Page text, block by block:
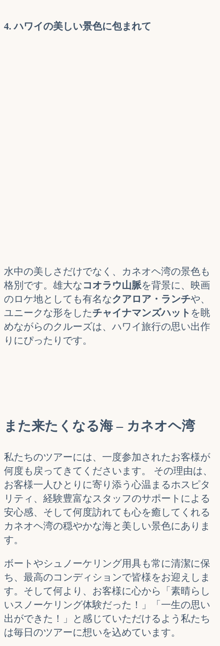
4. ハワイの美しい景色に包まれて
水中の美しさだけでなく、カネオヘ湾の景色も
格別です。雄大な コオラウ山脈を背景に、映画
のロケ地としても有名なクアロア・ランチや、
ユニークな形をしたチャイナマンズハット を眺
めながらのクルーズは、ハワイ旅行の思い出作
りにぴったりです。
また来たくなる海– カネオヘ湾
私たちのツアーには、一度参加されたお客様が
何度も戻ってきてくださいます。 その理由は、
お客様一人ひとりに寄り添う心温まるホスピタ
リティ、経験豊富なスタッフのサポートによる
安心感、そして何度訪れても心を癒してくれる
カネオヘ湾の穏やかな海と美しい景色にありま
す。
ボートやシュノーケリング用具も常に清潔に保
ち、最高のコンディションで皆様をお迎えしま
す。そして何より、お客様に心から「素晴らし
いスノーケリング体験だった！」「一生の思い
出ができた！」と感じていただけるよう私たち
は毎日のツアーに想いを込めています。